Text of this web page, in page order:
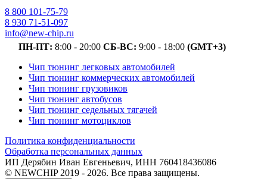
8 800 101-75-79
8 930 71-51-097
info@new-chip.ru
ПН-ПТ: 8:00 - 20:00 СБ-ВС: 9:00 - 18:00 (GMT+3)
Чип тюнинг легковых автомобилей
Чип тюнинг коммерческих автомобилей
Чип тюнинг грузовиков
Чип тюнинг автобусов
Чип тюнинг седельных тягачей
Чип тюнинг мотоциклов
Политика конфиденциальности
Обработка персональных данных
ИП Дерябин Иван Евгеньевич, ИНН 760418436086
© NEWCHIP 2019 - 2026. Все права защищены.